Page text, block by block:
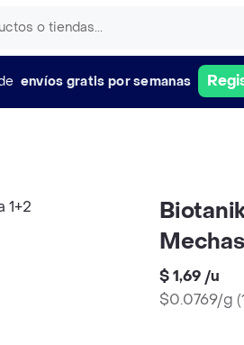
envíos gratis por semanas
$ 1,69 /u
$0.0769/g (